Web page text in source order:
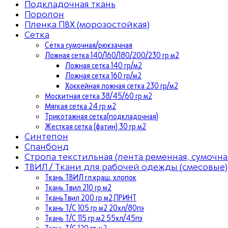
Подкладочная ткань
Поролон
Пленка ПВХ (морозостойкая)
Сетка
Сетка сумочная/рюкзачная
Ложная сетка 140/160/180/200/230 гр м2
Ложная сетка 140 гр/м2
Ложная сетка 160 гр/м2
Хоккейная ложная сетка 230 гр/м2
Москитная сетка 38/45/60 гр м2
Мягкая сетка 24 гр м2
Трикотажная сетка(подкладочная)
Жесткая сетка (фатин) 30 гр м2
Синтепон
Спанбонд
Стропа текстильная (лента ременная,
ТВИЛ / Ткани для рабочей одежды (смесовые)
Ткань ТВИЛ гл.краш. хлопок
Ткань Твил 210 гр м2
ТканьТвил 200 гр м2,ПРИНТ
Ткань Т/C 105 гр м2 20хл/80пэ
Ткань Т/C 115 гр м2 55хл/45пэ